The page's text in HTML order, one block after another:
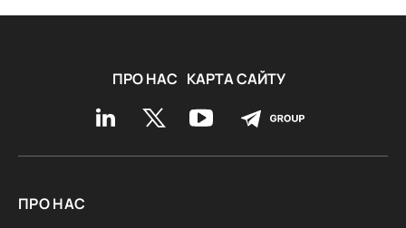
ПРО НАС КАРТА САЙТУ
ПРО НАС